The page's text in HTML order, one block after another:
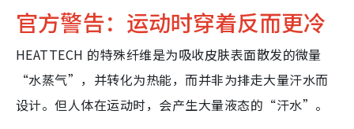
官方警告：运动时穿着反而更冷
HEATTECH 的特殊纤维是为吸收皮肤表面散发的微量
“水蒸气”，并转化为热能，而并非为排走大量汗水而
设计。但人体在运动时，会产生大量液态的“汗水”。